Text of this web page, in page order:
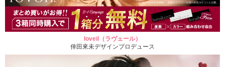
loveil（ラヴェール）
倖田來未デザインプロデュース